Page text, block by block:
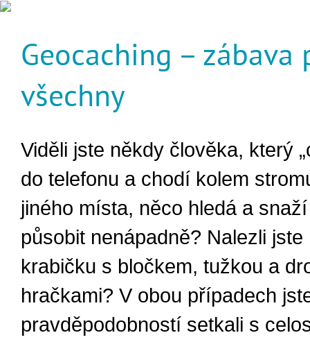
Geocaching – zábava
všechny
Viděli jste někdy člověka, který
do telefonu a chodí kolem
jiného místa, něco hledá a
působit nenápadně? Nalezli jste
krabičku s bločkem, tužkou a
hračkami? V obou případech
pravděpodobností setkali s